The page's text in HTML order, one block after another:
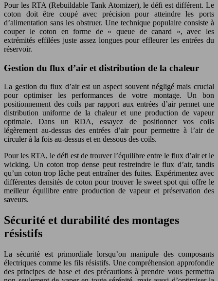
Pour les RTA (Rebuildable Tank Atomizer), le défi est différent. Le
coton doit être coupé avec précision pour atteindre les ports
d’alimentation sans les obstruer. Une technique populaire consiste à
couper le coton en forme de « queue de canard », avec les
extrémités effilées juste assez longues pour effleurer les entrées du
réservoir.
Gestion du flux d’air et distribution de la chaleur
La gestion du flux d’air est un aspect souvent négligé mais crucial
pour optimiser les performances de votre montage. Un bon
positionnement des coils par rapport aux entrées d’air permet une
distribution uniforme de la chaleur et une production de vapeur
optimale. Dans un RDA, essayez de positionner vos coils
légèrement au-dessus des entrées d’air pour permettre à l’air de
circuler à la fois au-dessus et en dessous des coils.
Pour les RTA, le défi est de trouver l’équilibre entre le flux d’air et le
wicking. Un coton trop dense peut restreindre le flux d’air, tandis
qu’un coton trop lâche peut entraîner des fuites. Expérimentez avec
différentes densités de coton pour trouver le sweet spot qui offre le
meilleur équilibre entre production de vapeur et préservation des
saveurs.
Sécurité et durabilité des montages
résistifs
La sécurité est primordiale lorsqu’on manipule des composants
électriques comme les fils résistifs. Une compréhension approfondie
des principes de base et des précautions à prendre vous permettra